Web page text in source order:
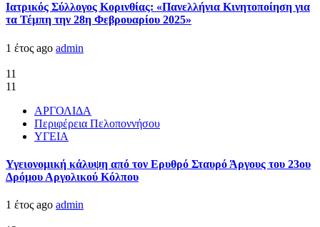
Ιατρικός Σύλλογος Κορινθίας: «Πανελλήνια Κινητοποίηση για
τα Τέμπη την 28η Φεβρουαρίου 2025»
1 έτος ago admin
11
11
ΑΡΓΟΛΙΔΑ
Περιφέρεια Πελοποννήσου
ΥΓΕΙΑ
Υγειονομική κάλυψη από τον Ερυθρό Σταυρό Άργους του 23ου
Δρόμου Αργολικού Κόλπου
1 έτος ago admin